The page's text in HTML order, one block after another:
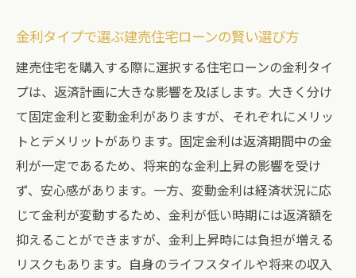
将来のキャリアプランとローンの関連性
長期にわたる収入の安定性を確保する方法
建売住宅購入における将来計画の重要性
金利タイプで選ぶ建売住宅ローンの賢い選び方
建売住宅を購入する際に選択する住宅ローンの金利タイ
プは、返済計画に大きな影響を及ぼします。大きく分け
て固定金利と変動金利がありますが、それぞれにメリッ
トとデメリットがあります。固定金利は返済期間中の金
利が一定であるため、将来的な金利上昇の影響を受け
ず、安心感があります。一方、変動金利は経済状況に応
じて金利が変動するため、金利が低い時期には返済額を
抑えることができますが、金利上昇時には負担が増える
リスクもあります。自身のライフスタイルや将来の収入